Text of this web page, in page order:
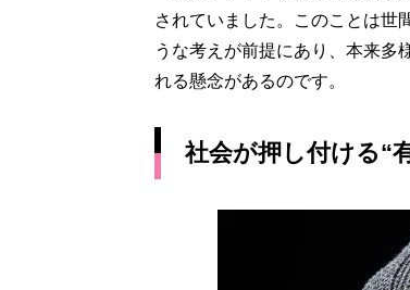
されていました。このことは世
うな考えが前提にあり、本来多
れる懸念があるのです。
社会が押し付ける“